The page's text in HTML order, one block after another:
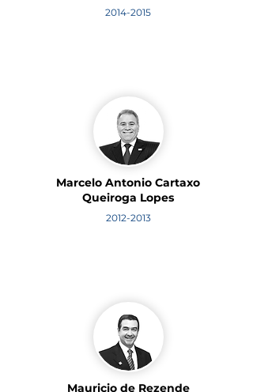
2014-2015
Marcelo Antonio Cartaxo
Queiroga Lopes
2012-2013
Mauricio de Rezende